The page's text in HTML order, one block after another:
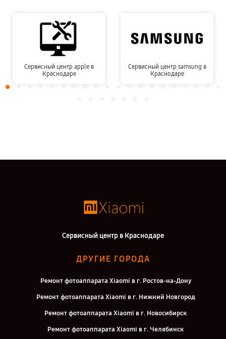
Сервисный центр apple в
Краснодаре
Сервисный центр samsung в
Краснодаре
Сервисный центр в Краснодаре
ДРУГИЕ ГОРОДА
Ремонт фотоаппарата Xiaomi в г. Ростов-на-Дону
Ремонт фотоаппарата Xiaomi в г. Нижний Новгород
Ремонт фотоаппарата Xiaomi в г. Новосибирск
Ремонт фотоаппарата Xiaomi в г. Челябинск